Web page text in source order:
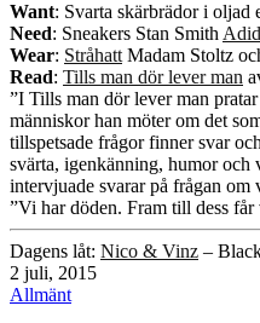
Want: Svarta skärbrädor i oljad
Need: Sneakers Stan Smith
Wear: Stråhatt Madam Stoltz
Read: Tills man dör lever man
”I Tills man dör lever man
människor han möter om det
tillspetsade frågor finner svar
svärta, igenkänning, humor och
intervjuade svarar på frågan om
”Vi har döden. Fram till dess
Dagens låt: Nico & Vinz –
Publicerat
den
2 juli, 2015
Kategoriserat
Allmänt